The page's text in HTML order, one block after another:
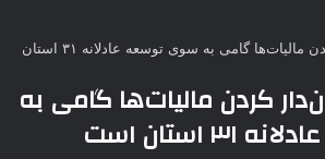
کردن مالیات‌ها گامی به
استان است